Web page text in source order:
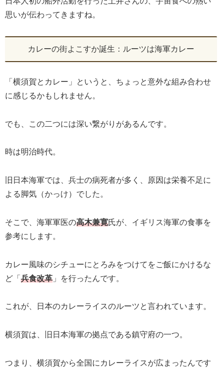
思いが伝わってきますね。
カレーの街よこすか誕生：ルーツは海軍カレー
「横須賀とカレー」というと、ちょっと意外な組み合わせ
に感じるかもしれません。
でも、この二つには深い繋がりがあるんです。
時は明治時代。
旧日本海軍では、兵士の病死者が多く、原因は栄養不足に
よる脚気（かっけ）でした。
そこで、海軍軍医の高木兼寛氏が、イギリス海軍の食事を
参考にします。
カレー風味のシチューにとろみをつけてをご飯にかけるな
ど「 兵食改革 」を行ったんです。
これが、日本のカレーライスのルーツと言われています。
横須賀は、旧日本海軍の拠点である鎮守府の一つ。
つまり、横須賀から全国にカレーライスが広まったんです